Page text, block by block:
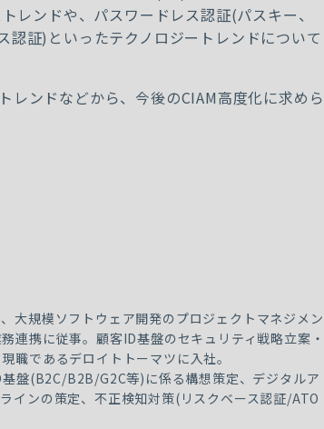
レンドや、パスワードレス認証(パスキー、
認証) といったテクノロジートレンドについて
レンドなどから、今後のCIAM高度化に求めら
大規模ソフトウェア開発のプロジェクトマネジメン
連携に従事。顧客ID基盤のセキュリティ戦略立案・
職であるデロイトトーマツに入社。
盤(B2C/B2B/G2C等)に係る構想策定、デジタルア
インの策定、不正検知対策(リスクベース認証/ATO